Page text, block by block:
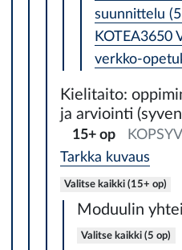
suunnittelu (5
KOTEA3650
verkko-
Kielitaito:
ja arviointi
15+ op
Tarkka kuvaus
Valitse kaikki (15+ op)
Moduulin
Valitse kaikki (5 op)